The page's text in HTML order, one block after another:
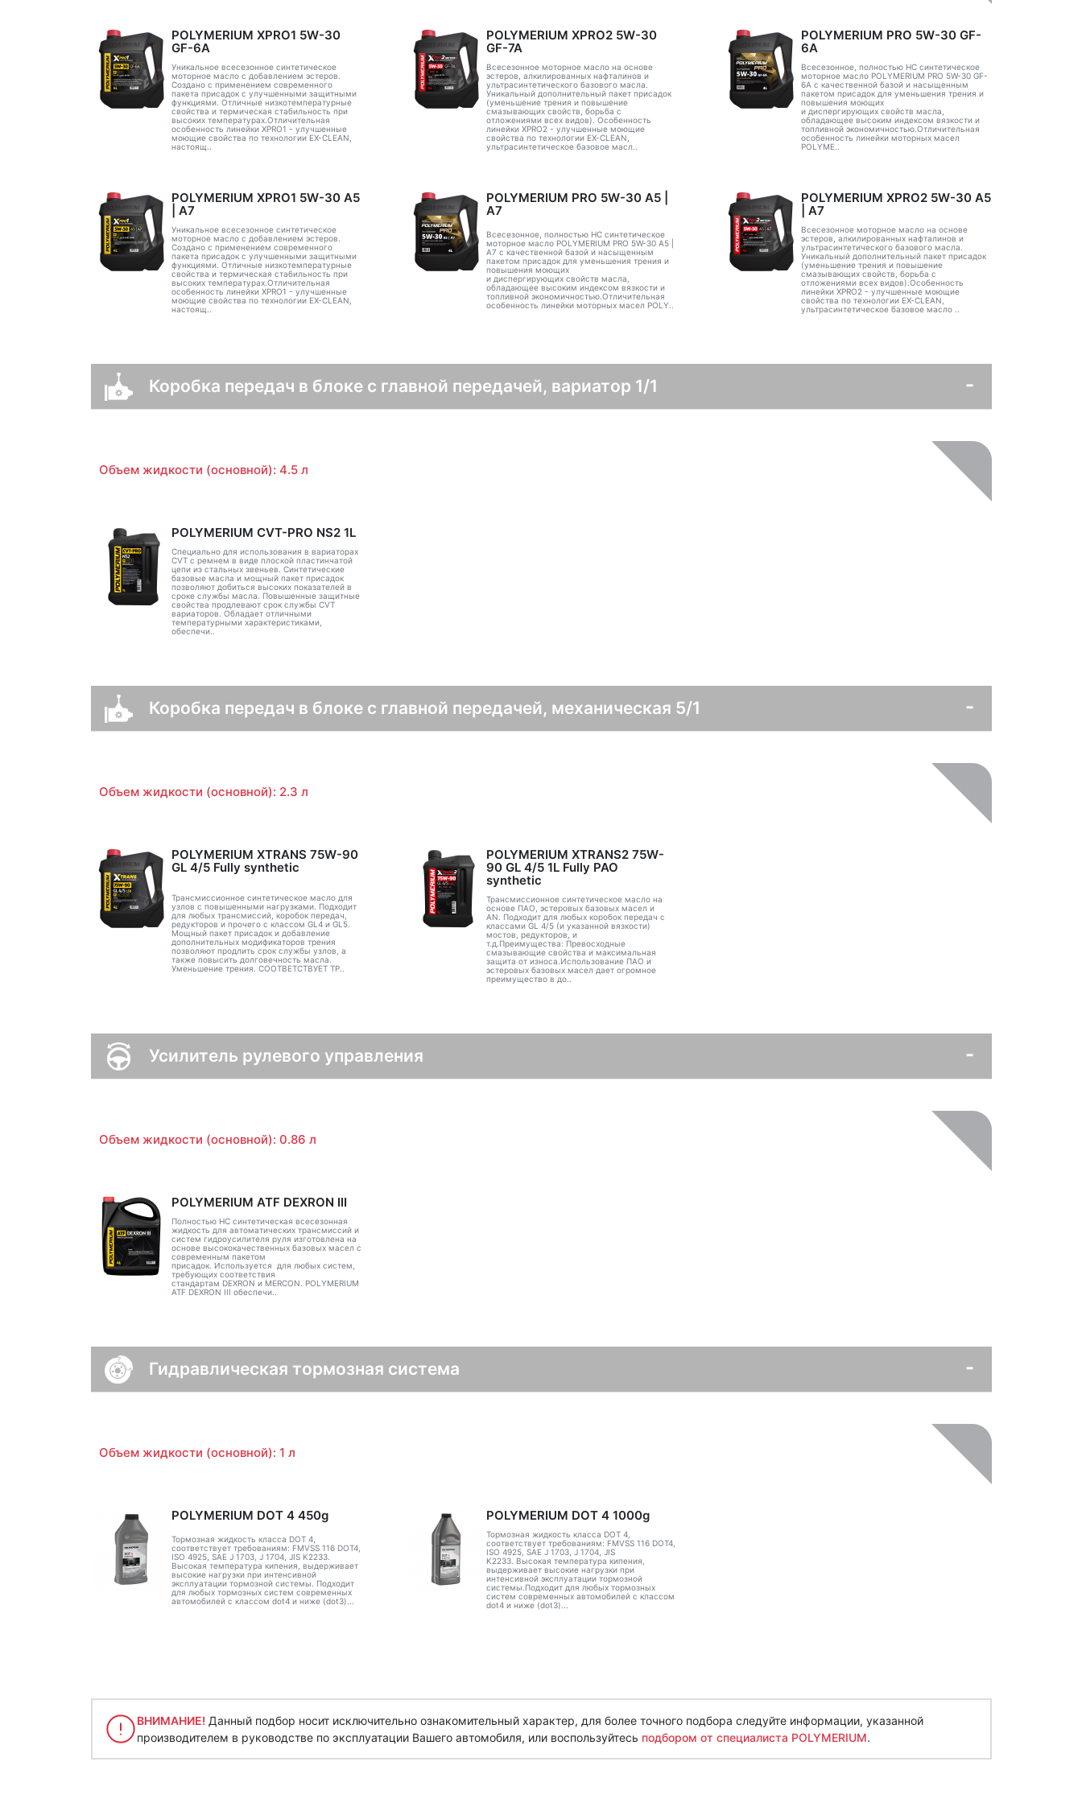
POLYMERIUM XPRO1 5W-30
GF-6A
Уникальное всесезонное синтетическое
моторное масло с добавлением эстеров.
Создано с применением современного
пакета присадок с улучшенными защитными
функциями. Отличные низкотемпературные
свойства и термическая стабильность при
высоких температурах.Отличительная
особенность линейки XPRO1 - улучшенные
моющие свойства по технологии EX-CLEAN,
настоящ..
POLYMERIUM XPRO2 5W-30
GF-7A
Всесезонное моторное масло на основе
эстеров, алкилированных нафталинов и
ультрасинтетического базового масла.
Уникальный дополнительный пакет присадок
(уменьшение трения и повышение
смазывающих свойств, борьба с
отложениями всех видов). Особенность
линейки XPRO2 - улучшенные моющие
свойства по технологии EX-CLEAN,
ультрасинтетическое базовое масл..
POLYMERIUM PRO 5W-30 GF-
6A
Всесезонное, полностью HC синтетическое
моторное масло POLYMERIUM PRO 5W-30 GF-
6A с качественной базой и насыщенным
пакетом присадок для уменьшения трения и
повышения моющих
и диспергирующих свойств масла,
обладающее высоким индексом вязкости и
топливной экономичностью.Отличительная
особенность линейки моторных масел
POLYME..
POLYMERIUM XPRO1 5W-30 А5
| А7
Уникальное всесезонное синтетическое
моторное масло с добавлением эстеров.
Создано с применением современного
пакета присадок с улучшенными защитными
функциями. Отличные низкотемпературные
свойства и термическая стабильность при
высоких температурах.Отличительная
особенность линейки XPRO1 - улучшенные
моющие свойства по технологии EX-CLEAN,
настоящ..
POLYMERIUM PRO 5W-30 A5 |
А7
Всесезонное, полностью HC синтетическое
моторное масло POLYMERIUM PRO 5W-30 A5 |
А7 с качественной базой и насыщенным
пакетом присадок для уменьшения трения и
повышения моющих
и диспергирующих свойств масла,
обладающее высоким индексом вязкости и
топливной экономичностью.Отличительная
особенность линейки моторных масел POLY..
POLYMERIUM XPRO2 5W-30 А5
| А7
Всесезонное моторное масло на основе
эстеров, алкилированных нафталинов и
ультрасинтетического базового масла.
Уникальный дополнительный пакет присадок
(уменьшение трения и повышение
смазывающих свойств, борьба с
отложениями всех видов).Особенность
линейки XPRO2 - улучшенные моющие
свойства по технологии EX-CLEAN,
ультрасинтетическое базовое масло ..
Коробка передач в блоке с главной передачей, вариатор 1/1
Объем жидкости (основной): 4.5 л
POLYMERIUM CVT-PRO NS2 1L
Специально для использования в вариаторах
CVT с ремнем в виде плоской пластинчатой
цепи из стальных звеньев. Синтетические
базовые масла и мощный пакет присадок
позволяют добиться высоких показателей в
сроке службы масла. Повышенные защитные
свойства продлевают срок службы CVT
вариаторов. Обладает отличными
температурными характеристиками,
обеспечи..
Коробка передач в блоке с главной передачей, механическая 5/1
Объем жидкости (основной): 2.3 л
POLYMERIUM XTRANS 75W-90
GL 4/5 Fully synthetic
Трансмиссионное синтетическое масло для
узлов с повышенными нагрузками. Подходит
для любых трансмиссий, коробок передач,
редукторов и прочего с классом GL4 и GL5.
Мощный пакет присадок и добавление
дополнительных модификаторов трения
позволяют продлить срок службы узлов, а
также повысить долговечность масла.
Уменьшение трения. СООТВЕТСТВУЕТ ТР..
POLYMERIUM XTRANS2 75W-
90 GL 4/5 1L Fully PAO
synthetic
Трансмиссионное синтетическое масло на
основе ПАО, эстеровых базовых масел и
AN. Подходит для любых коробок передач с
классами GL 4/5 (и указанной вязкости)
мостов, редукторов, и
т.д.Преимущества: Превосходные
смазывающие свойства и максимальная
защита от износа.Использование ПАО и
эстеровых базовых масел дает огромное
преимущество в до..
Усилитель рулевого управления
Объем жидкости (основной): 0.86 л
POLYMERIUM ATF DEXRON III
Полностью НС синтетическая всесезонная
жидкость для автоматических трансмиссий и
систем гидроусилителя руля изготовлена на
основе высококачественных базовых масел с
современным пакетом
присадок. Используется для любых систем,
требующих соответствия
стандартам DEXRON и MERCON. POLYMERIUM
ATF DEXRON III обеспечи..
Гидравлическая тормозная система
Объем жидкости (основной): 1 л
POLYMERIUM DOT 4 450g
Тормозная жидкость класса DOT 4,
соответствует требованиям: FMVSS 116 DOT4,
ISO 4925, SAE J 1703, J 1704, JIS K2233.
Высокая температура кипения, выдерживает
высокие нагрузки при интенсивной
эксплуатации тормозной системы. Подходит
для любых тормозных систем современных
автомобилей с классом dot4 и ниже (dot3)...
POLYMERIUM DOT 4 1000g
Тормозная жидкость класса DOT 4,
соответствует требованиям: FMVSS 116 DOT4,
ISO 4925, SAE J 1703, J 1704, JIS
K2233. Высокая температура кипения,
выдерживает высокие нагрузки при
интенсивной эксплуатации тормозной
системы.Подходит для любых тормозных
систем современных автомобилей с классом
dot4 и ниже (dot3)...
ВНИМАНИЕ! Данный подбор носит исключительно ознакомительный характер, для более точного подбора следуйте информации, указанной
производителем в руководстве по эксплуатации Вашего автомобиля, или воспользуйтесь подбором от специалиста POLYMERIUM.